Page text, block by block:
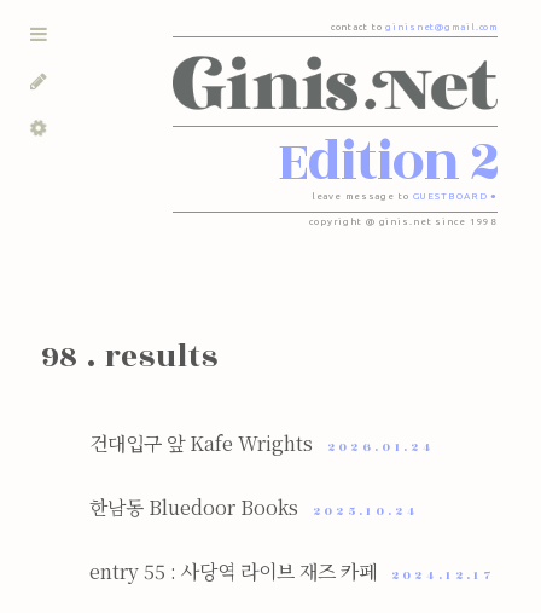
contact toginisnet@gmail.com
Edition 2
leave message to GUESTBOARD ●
copyright @ ginis.net since 1998
98 . results
건대입구 앞 Kafe Wrights 2026.01.24
한남동 Bluedoor Books 2025.10.24
entry 55 : 사당역 라이브 재즈 카페 2024.12.17